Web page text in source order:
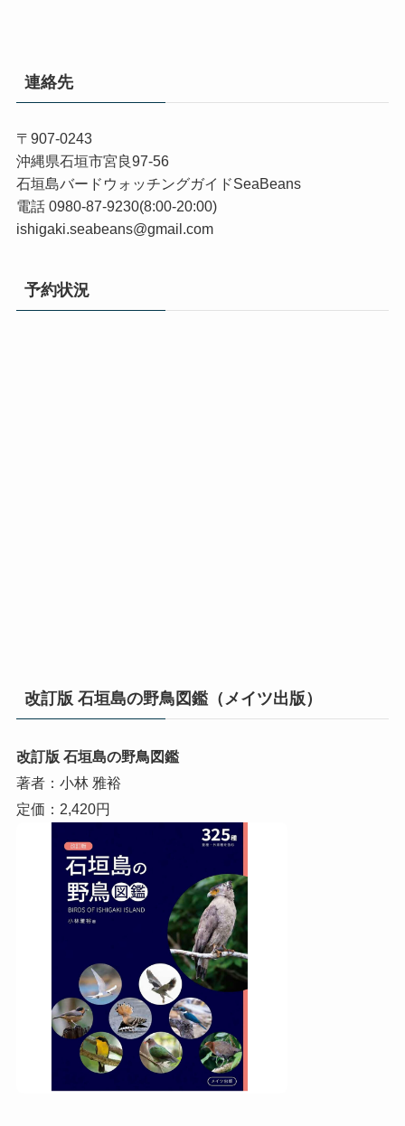
連絡先
〒907-0243
沖縄県石垣市宮良97-56
石垣島バードウォッチングガイドSeaBeans
電話 0980-87-9230(8:00-20:00)
ishigaki.seabeans@gmail.com
予約状況
改訂版 石垣島の野鳥図鑑（メイツ出版）
改訂版 石垣島の野鳥図鑑
著者：小林 雅裕
定価：2,420円